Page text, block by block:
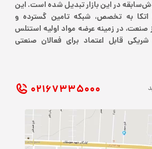
در این بازار تبدیل شده است. این
اتکا به تخصص، شبکه تامین گسترده و
در زمینه عرضه مواد اولیه استنلس
قابل اعتماد برای فعالان صنعتی
۰۲۱ ۶۷۳۳۵۰۰۰